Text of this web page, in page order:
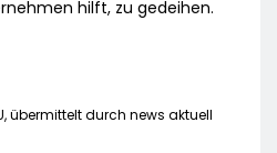
hilft, zu gedeihen.
übermittelt durch news aktuell